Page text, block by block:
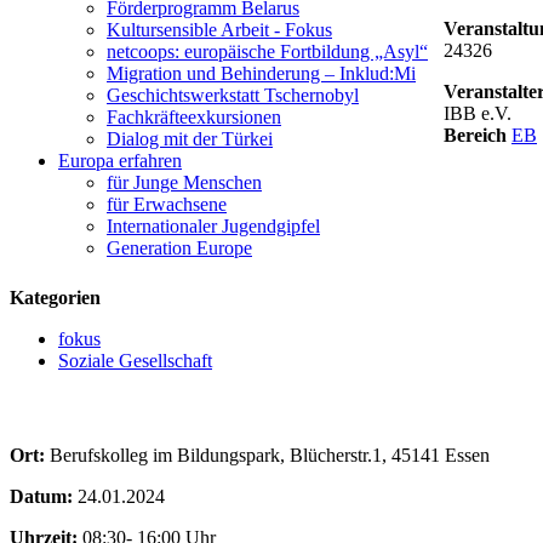
Förderprogramm Belarus
Kultursensible Arbeit - Fokus
netcoops: europäische Fortbildung „Asyl“
Migration und Behinderung – Inklud:Mi
Geschichtswerkstatt Tschernobyl
Fachkräfteexkursionen
Dialog mit der Türkei
Europa erfahren
für Junge Menschen
für Erwachsene
Internationaler Jugendgipfel
Generation Europe
24326
IBB e.V.
Bereich EB
Kategorien
fokus
Soziale Gesellschaft
Ort: Berufskolleg im Bildungspark, Blücherstr.1, 45141 Essen
Datum: 24.01.2024
Uhrzeit: 08:30- 16:00 Uhr